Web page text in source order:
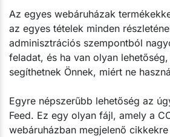
Az egyes webáruházak
az egyes tételek minden
adminisztrációs szempontból
feladat, és ha van olyan
segíthetnek Önnek, miért ne
Egyre népszerűbb lehetőség az
Feed. Ez egy olyan fájl, amely a
webáruházban megjelenő